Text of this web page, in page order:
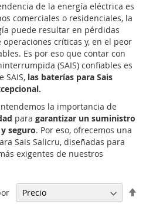
de la energía eléctrica es
comerciales o residenciales, la
puede resultar en pérdidas
críticas y, en el peor
Es por eso que contar con
(SAIS) confiables es
SAIS, las baterías para Sais
la importancia de
para garantizar un suministro
seguro. Por eso, ofrecemos una
Sais Salicru, diseñadas para
exigentes de nuestros